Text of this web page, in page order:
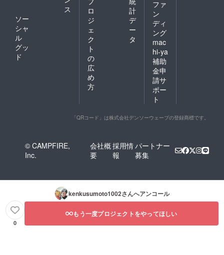
ス
ソー
シャ
ル
グッ
ド
ロ
ジ
ェ
ク
ト
の
広
め
方
計
デ
ー
タ
ファ
ン
ディ
ング
mac
hi-ya
補助
金申
請サ
ポー
ト
「QRコード」は株式会社デンソーウェーブの登録商標です。
© CAMPFIRE,
Inc.
会社概
要
採用情
報
パートナー
募集
kenkusumoto1002さんへアンコール
0
もう一度プロジェクトをやってほしい